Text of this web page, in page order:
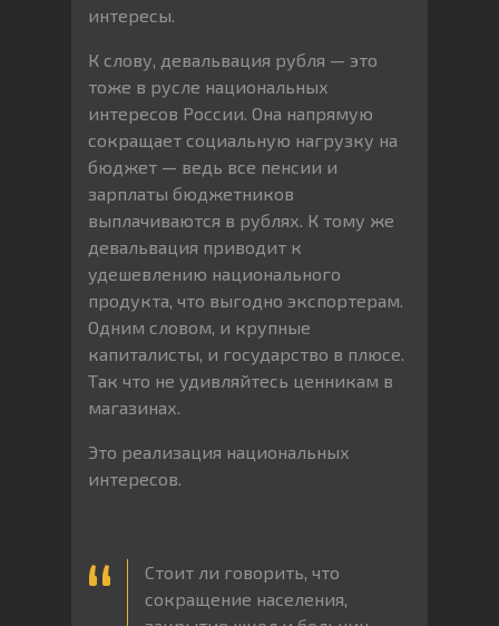
интересы.
К слову, девальвация рубля — это
тоже в русле национальных
интересов России. Она напрямую
сокращает социальную нагрузку на
бюджет — ведь все пенсии и
зарплаты бюджетников
выплачиваются в рублях. К тому же
девальвация приводит к
удешевлению национального
продукта, что выгодно экспортерам.
Одним словом, и крупные
капиталисты, и государство в плюсе.
Так что не удивляйтесь ценникам в
магазинах.
Это реализация национальных
интересов.
Стоит ли говорить, что
сокращение населения,